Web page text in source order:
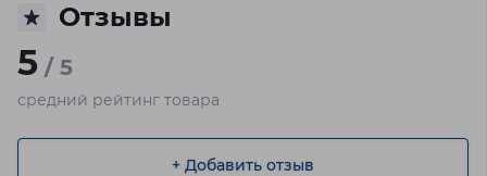
Отзывы
5 / 5
средний рейтинг товара
+ Добавить отзыв